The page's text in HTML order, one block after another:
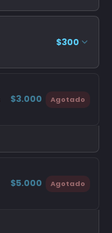
$300
$3.000 Agotado
$5.000 Agotado